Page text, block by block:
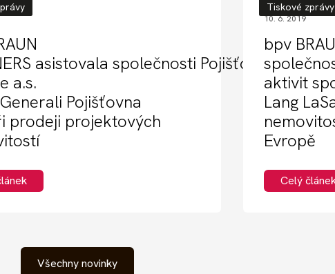
asistovala společnosti Pojišťovna
a.s.
Pojišťovna
prodeji projektových
Tiskové zprávy
10. 6. 2019
bpv
aktivit
Lang
Evropě
Celý
Všechny novinky